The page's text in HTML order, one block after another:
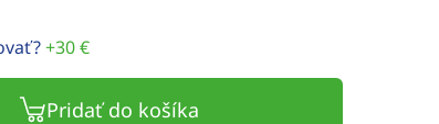
+30 €
Pridať do košíka